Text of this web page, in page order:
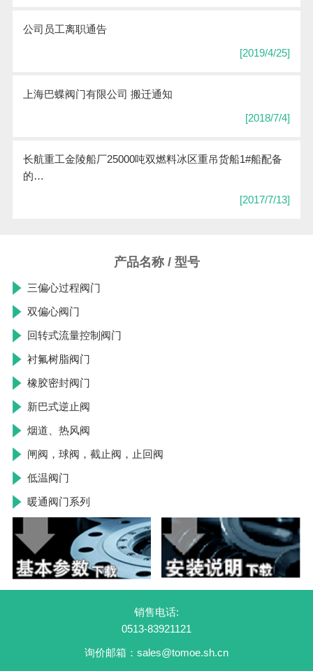
公司员工离职通告
[2019/4/25]
上海巴蝶阀门有限公司 搬迁通知
[2018/7/4]
长航重工金陵船厂25000吨双燃料冰区重吊货船1#船配备
的…
[2017/7/13]
产品名称 / 型号
三偏心过程阀门
双偏心阀门
回转式流量控制阀门
衬氟树脂阀门
橡胶密封阀门
新巴式逆止阀
烟道、热风阀
闸阀，球阀，截止阀，止回阀
低温阀门
暖通阀门系列
销售电话:
0513-83921121
询价邮箱：sales@tomoe.sh.cn